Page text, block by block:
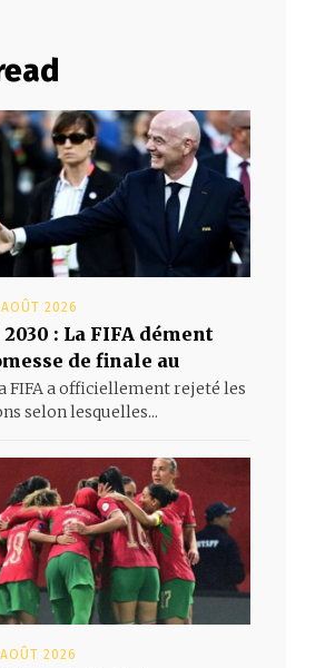
2026
: La FIFA dément
de finale au
FIFA a officiellement rejeté les
selon lesquelles...
2026